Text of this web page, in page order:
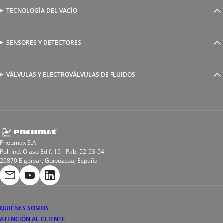
Válvulas complementarias
Racores rápidos
Reguladores de caudal
Racores para soldadura
TECNOLOGÍA DEL VACÍO
Ventosas
Válvulas y electroválvulas
SENSORES Y DETECTORES
Detectores magnéticos
VÁLVULAS Y ELECTROVÁLVULAS DE FLUIDOS
Electroválvulas de acción directa
Bobinas
Pneumax S.A.
Pol. Ind. Olaso Edif. 15 - Pab. 52-53-54
20870 Elgoibar, Guipúzcoa, España
QUIÉNES SOMOS
ATENCIÓN AL CLIENTE